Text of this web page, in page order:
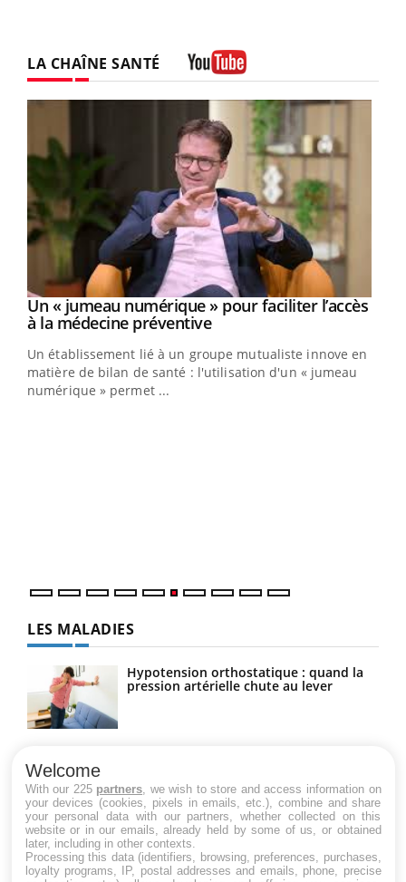
LA CHAÎNE SANTÉ
Youtube
Un « jumeau numérique » pour faciliter l’accès
à la médecine préventiveYoutube
Un établissement lié à un groupe mutualiste innove en
matière de bilan de santé : l'utilisation d'un « jumeau
numérique » permet ...
LES MALADIES
Hypotension orthostatique : quand la
pression artérielle chute au lever
Maladie de Charcot (Sclérose latérale
amyotrophique)
Welcome
With our 225 partners , we wish to store and access information on
your devices (cookies, pixels in emails, etc.), combine and share
your personal data with our partners, whether collected on this
website or in our emails, already held by some of us, or obtained
later, including in other contexts.
Processing this data (identifiers, browsing, preferences, purchases,
loyalty programs, IP, postal addresses and emails, phone, precise